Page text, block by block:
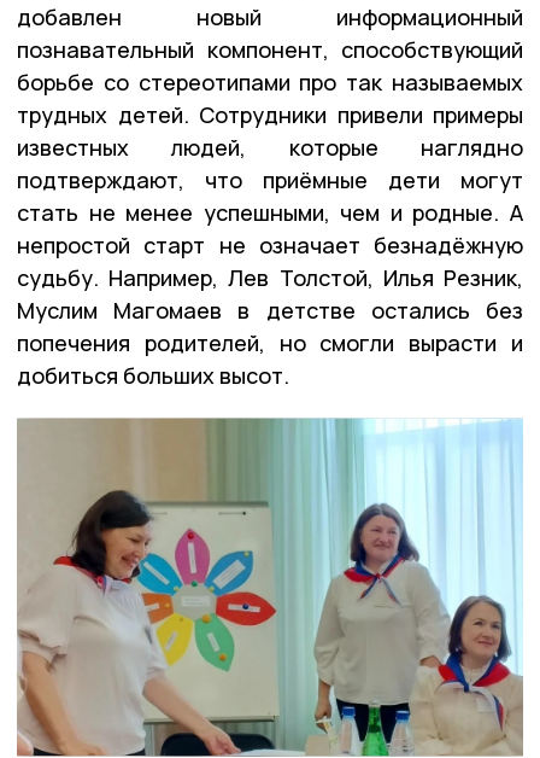
добавлен новый информационный
познавательный компонент, способствующий
борьбе со стереотипами про так называемых
трудных детей. Сотрудники привели примеры
известных людей, которые наглядно
подтверждают, что приёмные дети могут
стать не менее успешными, чем и родные. А
непростой старт не означает безнадёжную
судьбу. Например, Лев Толстой, Илья Резник,
Муслим Магомаев в детстве остались без
попечения родителей, но смогли вырасти и
добиться больших высот.